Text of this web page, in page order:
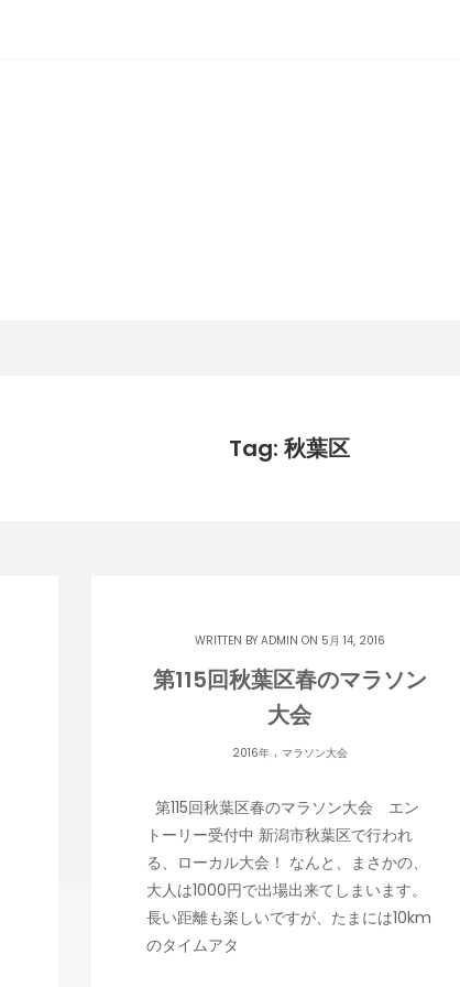
Tag: 秋葉区
WRITTEN BY ADMIN ON 5月 14, 2016
第115回秋葉区春のマラソン
大会
2016年. マラソン大会
第115回秋葉区春のマラソン大会 エン
トーリー受付中 新潟市秋葉区で行われ
る、ローカル大会！ なんと、まさかの、
大人は1000円で出場出来てしまいます。
長い距離も楽しいですが、たまには10km
のタイムアタ